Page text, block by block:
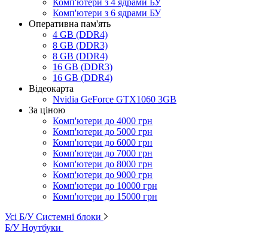
Комп'ютери з 4 ядрами БУ
Комп'ютери з 6 ядрами БУ
Оперативна пам'ять
4 GB (DDR4)
8 GB (DDR3)
8 GB (DDR4)
16 GB (DDR3)
16 GB (DDR4)
Відеокарта
Nvidia GeForce GTX1060 3GB
За ціною
Комп'ютери до 4000 грн
Комп'ютери до 5000 грн
Комп'ютери до 6000 грн
Комп'ютери до 7000 грн
Комп'ютери до 8000 грн
Комп'ютери до 9000 грн
Комп'ютери до 10000 грн
Комп'ютери до 15000 грн
Усі Б/У Системні блоки
Б/У Ноутбуки